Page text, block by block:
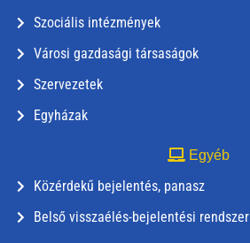
Szociális intézmények
Városi gazdasági társaságok
Szervezetek
Egyházak
Egyéb
Közérdekű bejelentés, panasz
Belső visszaélés-bejelentési rendszer